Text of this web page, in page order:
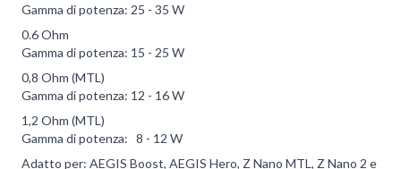
Gamma di potenza: 25 - 35 W
0.6 Ohm
Gamma di potenza: 15 - 25 W
0,8 Ohm (MTL)
Gamma di potenza: 12 - 16 W
1,2 Ohm (MTL)
Gamma di potenza: 8 - 12 W
Adatto per: AEGIS Boost, AEGIS Hero, Z Nano MTL, Z Nano 2 e